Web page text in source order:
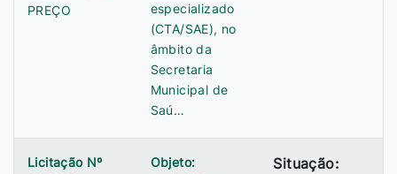
PREÇO
especializado
(CTA/SAE), no
âmbito da
Secretaria
Municipal de
Saú…
Licitação Nº
Objeto:
Situação: